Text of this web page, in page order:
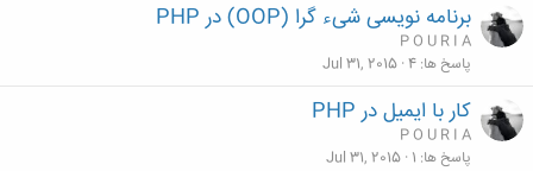
برنامه نویسی شیء گرا (OOP) در PHP
P O U R I A
پاسخ ها 4
Jul 31, 2015
کار با ایمیل در PHP
P O U R I A
پاسخ ها 1
Jul 31, 2015